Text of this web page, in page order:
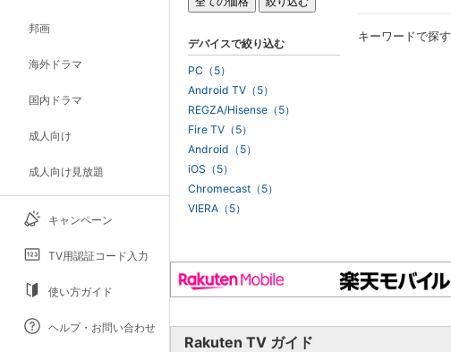
邦画
海外ドラマ
国内ドラマ
成人向け
成人向け見放題
キャンペーン
TV用認証コード入力
使い方ガイド
ヘルプ・お問い合わせ
キーワードで探す
デバイスで絞り込む
PC（5）
Android TV（5）
REGZA/Hisense（5）
Fire TV（5）
Android（5）
iOS（5）
Chromecast（5）
VIERA（5）
Rakuten TV ガイド